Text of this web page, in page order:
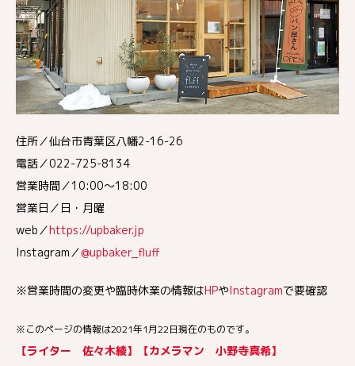
住所／仙台市青葉区八幡2-16-26
電話／022-725-8134
営業時間／10:00～18:00
営業日／日・月曜
web／https://upbaker.jp
Instagram／@upbaker_fluff
※営業時間の変更や臨時休業の情報はHPやInstagramで要確認
※このページの情報は2021年1月22日現在のものです。
【ライター 佐々木綾】【カメラマン 小野寺真希】